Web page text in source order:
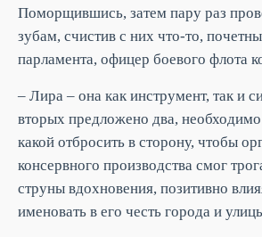
Поморщившись, затем пару раз
зубам, счистив с них что-то,
парламента, офицер боевого флота
– Лира – она как инструмент, так и
вторых предложено два,
какой отбросить в сторону, чтобы
консервного производства смог
струны вдохновения, позитивно
именовать в его честь города и